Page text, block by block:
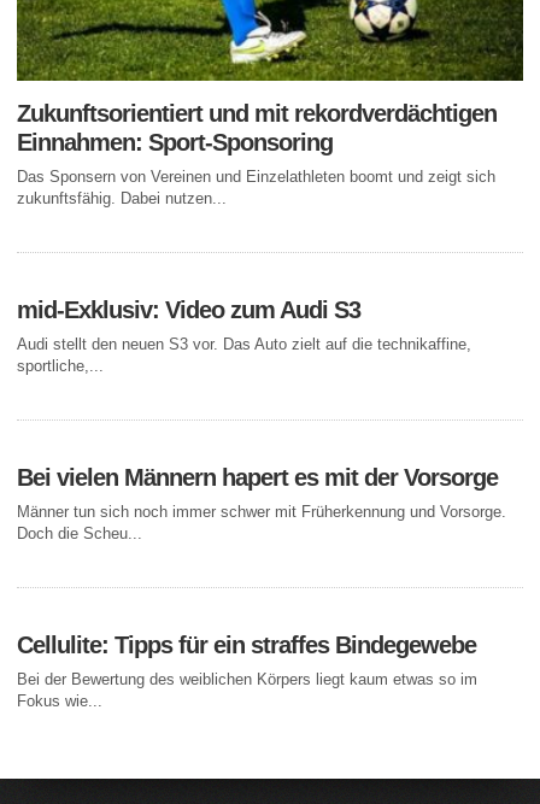
Zukunftsorientiert und mit rekordverdächtigen
Einnahmen: Sport-Sponsoring
Das Sponsern von Vereinen und Einzelathleten boomt und zeigt sich
zukunftsfähig. Dabei nutzen...
mid-Exklusiv: Video zum Audi S3
Audi stellt den neuen S3 vor. Das Auto zielt auf die technikaffine,
sportliche,...
Bei vielen Männern hapert es mit der Vorsorge
Männer tun sich noch immer schwer mit Früherkennung und Vorsorge.
Doch die Scheu...
Cellulite: Tipps für ein straffes Bindegewebe
Bei der Bewertung des weiblichen Körpers liegt kaum etwas so im
Fokus wie...